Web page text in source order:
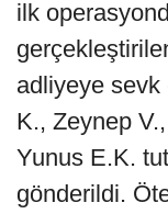
ilk
adliyeye
K., Zeynep
Yunus E.K.
gönderildi.